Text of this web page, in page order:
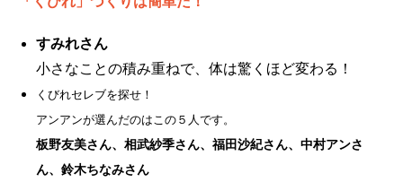
すみれさん
小さなことの積み重ねで、体は驚くほど変わる！
くびれセレブを探せ！
アンアンが選んだのはこの５人です。
板野友美さん、相武紗季さん、福田沙紀さん、中村アンさ
ん、鈴木ちなみさん